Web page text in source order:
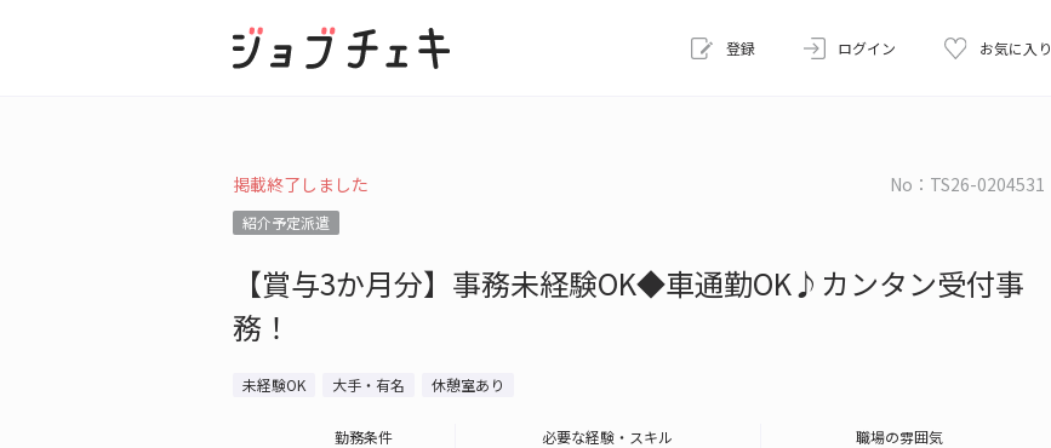
登録 ログイン お気に入り
掲載終了しました No：TS26-0204531
紹介予定派遣
【賞与3か月分】事務未経験OK◆車通勤OK♪カンタン受付事
務！
未経験OK 大手・有名 休憩室あり
勤務条件 必要な経験・スキル 職場の雰囲気